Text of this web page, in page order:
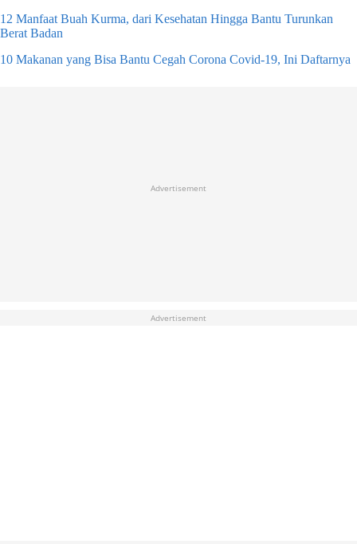
12 Manfaat Buah Kurma, dari Kesehatan Hingga Bantu Turunkan
Berat Badan
10 Makanan yang Bisa Bantu Cegah Corona Covid-19, Ini Daftarnya
Advertisement
Advertisement